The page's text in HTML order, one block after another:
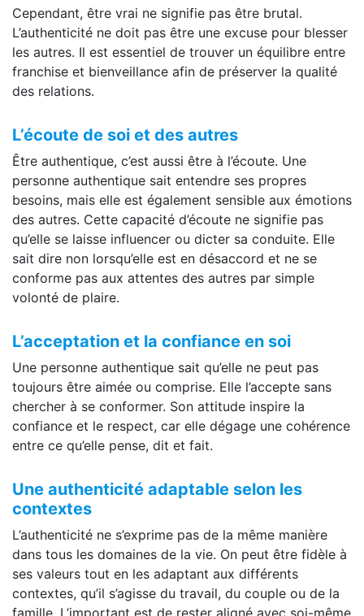
Cependant, être vrai ne signifie pas être brutal.
L’authenticité ne doit pas être une excuse pour blesser
les autres. Il est essentiel de trouver un équilibre entre
franchise et bienveillance afin de préserver la qualité
des relations.
L’écoute de soi et des autres
Être authentique, c’est aussi être à l’écoute. Une
personne authentique sait entendre ses propres
besoins, mais elle est également sensible aux émotions
des autres. Cette capacité d’écoute ne signifie pas
qu’elle se laisse influencer ou dicter sa conduite. Elle
sait dire non lorsqu’elle est en désaccord et ne se
conforme pas aux attentes des autres par simple
volonté de plaire.
L’acceptation et la confiance en soi
Une personne authentique sait qu’elle ne peut pas
toujours être aimée ou comprise. Elle l’accepte sans
chercher à se conformer. Son attitude inspire la
confiance et le respect, car elle dégage une cohérence
entre ce qu’elle pense, dit et fait.
Une authenticité adaptable selon les
contextes
L’authenticité ne s’exprime pas de la même manière
dans tous les domaines de la vie. On peut être fidèle à
ses valeurs tout en les adaptant aux différents
contextes, qu’il s’agisse du travail, du couple ou de la
famille. L’important est de rester aligné avec soi-même